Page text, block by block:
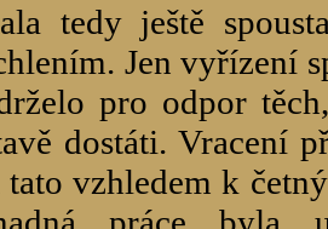
tedy ještě
Jen vyřízení
pro odpor
dostáti. Vracení
tato vzhledem k